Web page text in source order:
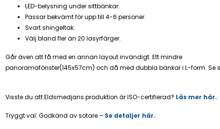
LED-belysning under sittbänkar.
Passar bekvämt för upp till 4-6 personer.
Svart shingeltak.
Välj bland fler än 20 lasyrfärger.
Går även att få med en annan layout invändigt. Ett mindre
panoramafönster(145x57cm) och då med dubbla bänkar i L-form. Se
Visste du att Eldsmedjans produktion är ISO-certifierad? Läs mer här.
Tryggt val: Godkänd av sotare – Se detaljer här.